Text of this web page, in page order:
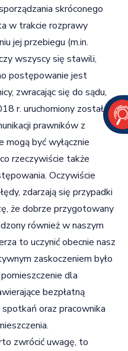
skróconego
w trakcie rozprawy
jej przebiegu (m.in.
wszyscy się stawili,
postępowanie jest
zwracając się do sądu,
r. uruchomiony został
prawników z
mogą być wyłącznie
rzeczywiście także
Oczywiście
zdarzają się przypadki
że dobrze przygotowany
również w naszym
to uczynić obecnie nasz
zaskoczeniem było
dla
bezpłatną
oraz pracownika
zwrócić uwagę, to